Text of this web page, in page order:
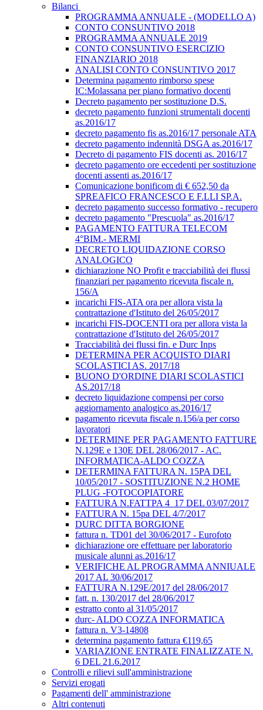
Bilanci
PROGRAMMA ANNUALE - (MODELLO A)
CONTO CONSUNTIVO 2018
PROGRAMMA ANNUALE 2019
CONTO CONSUNTIVO ESERCIZIO
FINANZIARIO 2018
ANALISI CONTO CONSUNTIVO 2017
Determina pagamento rimborso spese
IC:Molassana per piano formativo docenti
Decreto pagamento per sostituzione D.S.
decreto pagamento funzioni strumentali docenti
as.2016/17
decreto pagamento fis as.2016/17 personale ATA
decreto pagamento indennità DSGA as.2016/17
Decreto di pagamento FIS docenti as. 2016/17
decreto pagamento ore eccedenti per sostituzione
docenti assenti as.2016/17
Comunicazione bonificom di € 652,50 da
SPREAFICO FRANCESCO E F.LLI SP.A.
decreto pagamento successo formativo - recupero
decreto pagamento "Prescuola" as.2016/17
PAGAMENTO FATTURA TELECOM
4°BIM.- MERMI
DECRETO LIQUIDAZIONE CORSO
ANALOGICO
dichiarazione NO Profit e tracciabilità dei flussi
finanziari per pagamento ricevuta fiscale n.
156/A
incarichi FIS-ATA ora per allora vista la
contrattazione d'Istituto del 26/05/2017
incarichi FIS-DOCENTI ora per allora vista la
contrattazione d'Istituto del 26/05/2017
Tracciabilità dei flussi fin. e Durc Inps
DETERMINA PER ACQUISTO DIARI
SCOLASTICI AS. 2017/18
BUONO D'ORDINE DIARI SCOLASTICI
AS.2017/18
decreto liquidazione compensi per corso
aggiornamento analogico as.2016/17
pagamento ricevuta fiscale n.156/a per corso
lavoratori
DETERMINE PER PAGAMENTO FATTURE
N.129E e 130E DEL 28/06/2017 - AC.
INFORMATICA-ALDO COZZA
DETERMINA FATTURA N. 15PA DEL
10/05/2017 - SOSTITUZIONE N.2 HOME
PLUG -FOTOCOPIATORE
FATTURA N.FATTPA 4_17 DEL 03/07/2017
FATTURA N. 15pa DEL 4/7/2017
DURC DITTA BORGIONE
fattura n. TD01 del 30/06/2017 - Eurofoto
dichiarazione ore effettuare per laboratorio
musicale alunni as.2016/17
VERIFICHE AL PROGRAMMA ANNIUALE
2017 AL 30/06/2017
FATTURA N.129E/2017 del 28/06/2017
fatt. n. 130/2017 del 28/06/2017
estratto conto al 31/05/2017
durc- ALDO COZZA INFORMATICA
fattura n. V3-14808
determina pagamento fattura €119,65
VARIAZIONE ENTRATE FINALIZZATE N.
6 DEL 21.6.2017
Controlli e rilievi sull'amministrazione
Servizi erogati
Pagamenti dell' amministrazione
Altri contenuti